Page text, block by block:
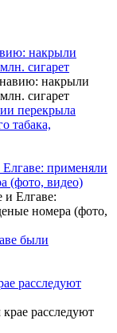
накрыли
сигарет
перекрыла
табака,
применяли
(фото, видео)
были
расследуют